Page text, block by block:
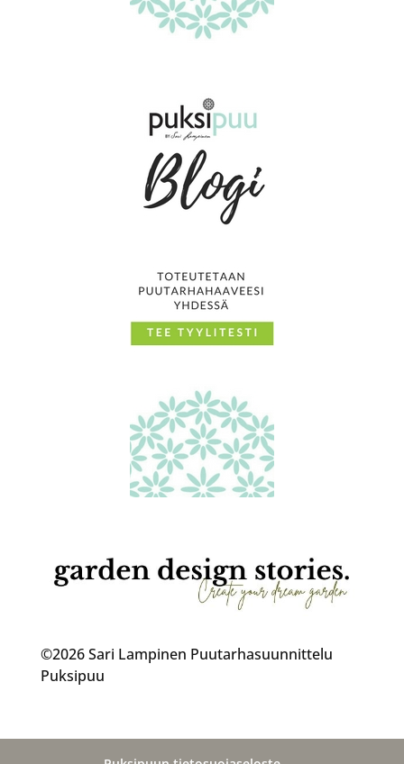
©2026 Sari Lampinen Puutarhasuunnittelu
Puksipuu